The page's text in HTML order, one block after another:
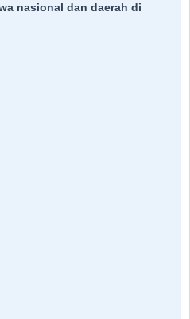
nasional dan daerah di